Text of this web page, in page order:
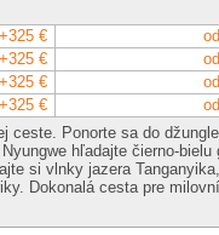
+325 €
+325 €
+325 €
+325 €
ceste. Ponorte sa do
hľadajte čierno-bielu
si vlnky jazera
Dokonalá cesta pre